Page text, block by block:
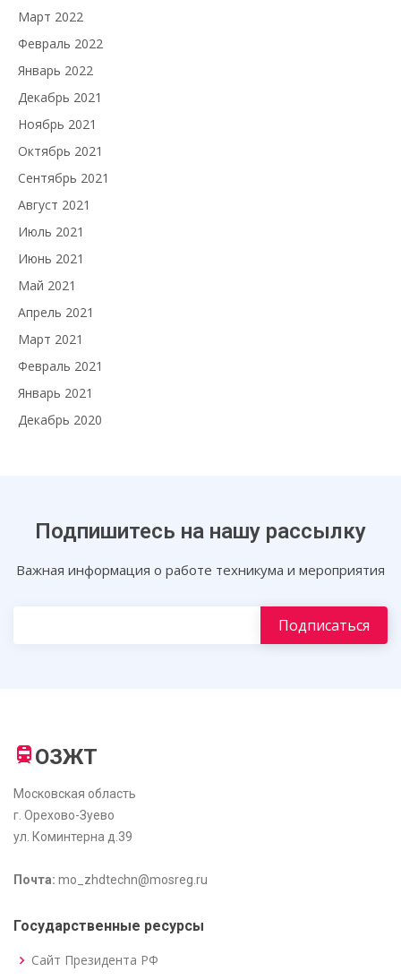
Март 2022
Февраль 2022
Январь 2022
Декабрь 2021
Ноябрь 2021
Октябрь 2021
Сентябрь 2021
Август 2021
Июль 2021
Июнь 2021
Май 2021
Апрель 2021
Март 2021
Февраль 2021
Январь 2021
Декабрь 2020
Подпишитесь на нашу рассылку
Важная информация о работе техникума и мероприятия
ОЗЖТ
Московская область
г. Орехово-Зуево
ул. Коминтерна д.39
Почта: mo_zhdtechn@mosreg.ru
Государственные ресурсы
Сайт Президента РФ